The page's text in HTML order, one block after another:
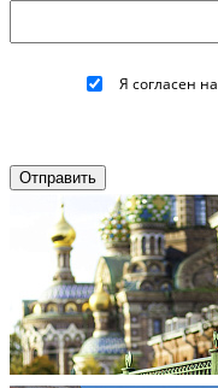
Я согласен на